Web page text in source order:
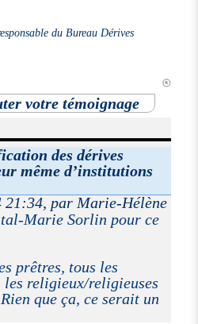
du Bureau Dérives
votre témoignage
des dérives
même d’institutions
21:34, par Marie-Hélène
Marie Sorlin pour ce
prêtres, tous les
les religieux/religieuses
que ça, ce serait un